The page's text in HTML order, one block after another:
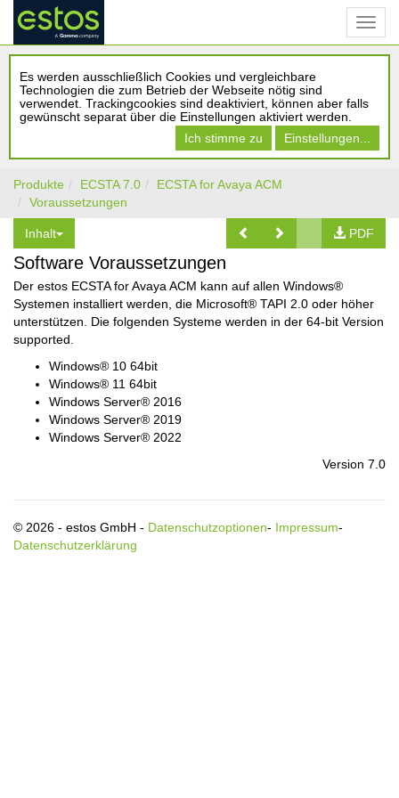
Es werden ausschließlich Cookies und vergleichbare
Technologien die zum Betrieb der Webseite nötig sind
verwendet. Trackingcookies sind deaktiviert, können aber falls
gewünscht separat über die Einstellungen aktiviert werden.
Ich stimme zu
Einstellungen...
Produkte ECSTA 7.0
ECSTA for Avaya ACM
Voraussetzungen
Inhalt PDF
Software Voraussetzungen
Der estos ECSTA for Avaya ACM kann auf allen Windows®
Systemen installiert werden, die Microsoft® TAPI 2.0 oder höher
unterstützen. Die folgenden Systeme werden in der 64-bit Version
supported.
Windows® 10 64bit
Windows® 11 64bit
Windows Server® 2016
Windows Server® 2019
Windows Server® 2022
Version 7.0
© 2026 - estos GmbH - Datenschutzoptionen- Impressum-
Datenschutzerklärung